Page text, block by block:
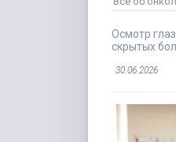
Осмотр
скрытых
30.06.2026